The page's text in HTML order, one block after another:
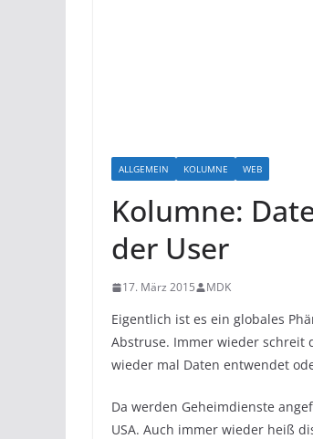
ALLGEMEIN KOLUMNE WEB
Kolumne:
der User
17. März 2015 MDK
Eigentlich ist es ein globales
Abstruse. Immer wieder schreit
wieder mal Daten entwendet
Da werden Geheimdienste
USA. Auch immer wieder heiß